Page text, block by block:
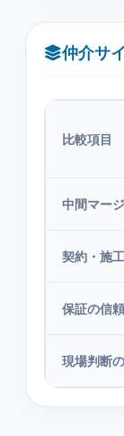
仲介サ
比較項目
中間マー
契約・施
保証の信
現場判断